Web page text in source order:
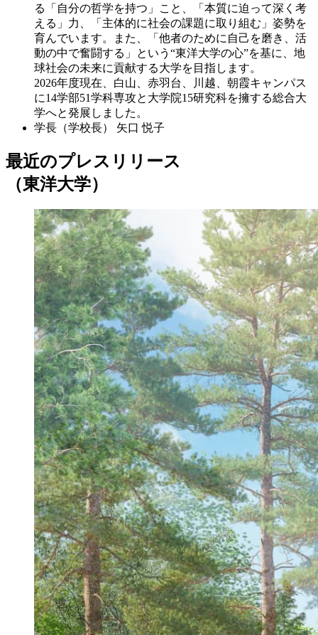
る「自分の哲学を持つ」こと、「本質に迫って深く考
える」力、「主体的に社会の課題に取り組む」姿勢を
育んでいます。また、「他者のために自己を磨き、活
動の中で奮闘する」という“東洋大学の心”を基に、地
球社会の未来に貢献する大学を目指します。
2026年度現在、白山、赤羽台、川越、朝霞キャンパス
に14学部51学科専攻と大学院15研究科を擁する総合大
学へと発展しました。
学長（学校長）
矢口 悦子
最近のプレスリリース
（東洋大学）